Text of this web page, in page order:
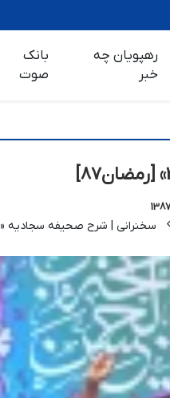
رهپویان چه
خبر
بانک
صوت
سخنرانی | شرح صحیفه سجادیه «2» [رمضان87]